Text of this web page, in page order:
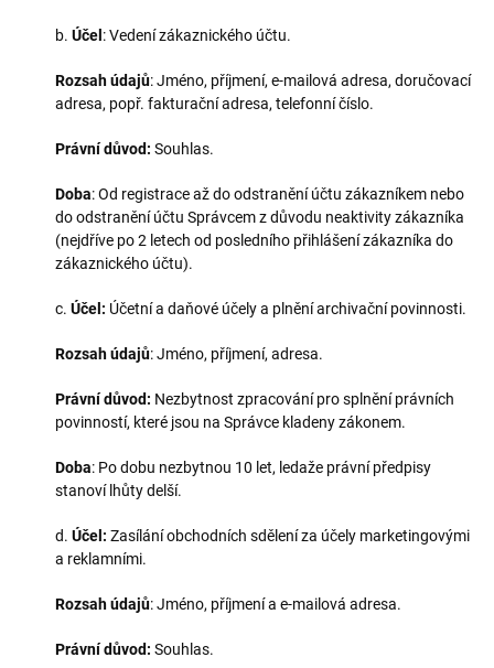
b. Účel : Vedení zákaznického účtu.
Rozsah údajů: Jméno, příjmení, e-mailová adresa, doručovací
adresa, popř. fakturační adresa, telefonní číslo.
Právní důvod: Souhlas.
Doba: Od registrace až do odstranění účtu zákazníkem nebo
do odstranění účtu Správcem z důvodu neaktivity zákazníka
(nejdříve po 2 letech od posledního přihlášení zákazníka do
zákaznického účtu).
c. Účel: Účetní a daňové účely a plnění archivační povinnosti.
Rozsah údajů: Jméno, příjmení, adresa.
Právní důvod: Nezbytnost zpracování pro splnění právních
povinností, které jsou na Správce kladeny zákonem.
Doba: Po dobu nezbytnou 10 let, ledaže právní předpisy
stanoví lhůty delší.
d. Účel: Zasílání obchodních sdělení za účely marketingovými
a reklamními.
Rozsah údajů: Jméno, příjmení a e-mailová adresa.
Právní důvod: Souhlas.